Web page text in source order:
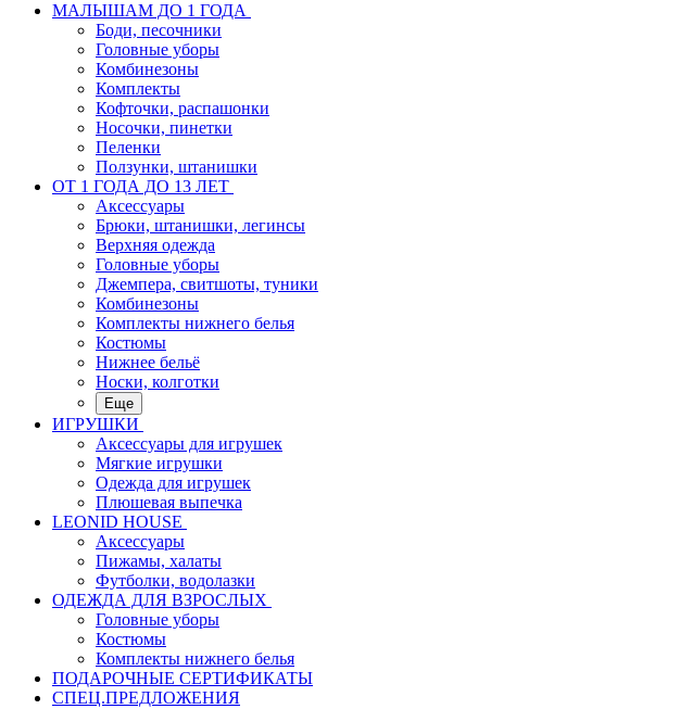
МАЛЫШАМ ДО 1 ГОДА
Боди, песочники
Головные уборы
Комбинезоны
Комплекты
Кофточки, распашонки
Носочки, пинетки
Пеленки
Ползунки, штанишки
ОТ 1 ГОДА ДО 13 ЛЕТ
Аксессуары
Брюки, штанишки, легинсы
Верхняя одежда
Головные уборы
Джемпера, свитшоты, туники
Комбинезоны
Комплекты нижнего белья
Костюмы
Нижнее бельё
Носки, колготки
Еще
ИГРУШКИ
Аксессуары для игрушек
Мягкие игрушки
Одежда для игрушек
Плюшевая выпечка
LEONID HOUSE
Аксессуары
Пижамы, халаты
Футболки, водолазки
ОДЕЖДА ДЛЯ ВЗРОСЛЫХ
Головные уборы
Костюмы
Комплекты нижнего белья
ПОДАРОЧНЫЕ СЕРТИФИКАТЫ
СПЕЦ.ПРЕДЛОЖЕНИЯ